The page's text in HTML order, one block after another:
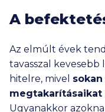
A
Az elmúlt évek
tavasszal kevesebb
hitelre, mivel
Ugyanakkor